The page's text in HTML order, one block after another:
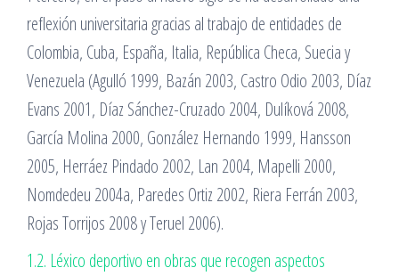
reflexión universitaria gracias al trabajo de entidades de
Colombia, Cuba, España, Italia, República Checa, Suecia y
Venezuela (Agulló 1999, Bazán 2003, Castro Odio 2003, Díaz
Evans 2001, Díaz Sánchez-Cruzado 2004, Dulíková 2008,
García Molina 2000, González Hernando 1999, Hansson
2005, Herráez Pindado 2002, Lan 2004, Mapelli 2000,
Nomdedeu 2004a, Paredes Ortiz 2002, Riera Ferrán 2003,
Rojas Torrijos 2008 y Teruel 2006).
1.2. Léxico deportivo en obras que recogen aspectos